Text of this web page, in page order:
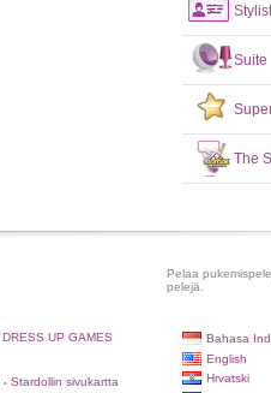
Suite
The
Pelaa
pelejä.
DRESS UP GAMES
• Stardollin sivukartta
Bahasa Ind.
English
Hrvatski